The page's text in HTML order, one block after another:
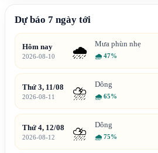
Dự báo 7 ngày tới
Hôm nay
2026-08-10 🌧️ Mưa phùn nhẹ
🌧 47%
Thứ 3, 11/08
2026-08-11 ⛈️ Dông
🌧 65%
Thứ 4, 12/08
2026-08-12 ⛈️ Dông
🌧 75%